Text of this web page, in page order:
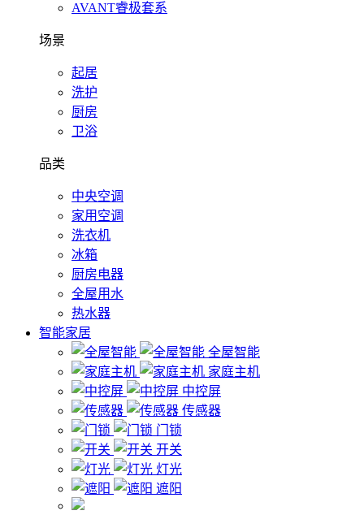
AVANT睿极套系
场景
起居
洗护
厨房
卫浴
品类
中央空调
家用空调
洗衣机
冰箱
厨房电器
全屋用水
热水器
智能家居
全屋智能
家庭主机
中控屏
传感器
门锁
开关
灯光
遮阳